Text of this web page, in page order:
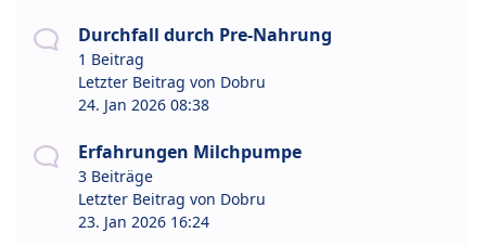
Durchfall durch Pre-Nahrung
1 Beitrag
Letzter Beitrag von Dobru
24. Jan 2026 08:38
Erfahrungen Milchpumpe
3 Beiträge
Letzter Beitrag von Dobru
23. Jan 2026 16:24